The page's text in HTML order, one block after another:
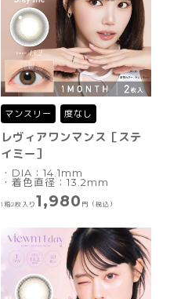
マンスリー 度なし
レヴィアワンマンス［ステ
イミー］
・DIA：14.1mm
・着色直径：13.2mm
1箱2枚入り 1,980 円（税込）